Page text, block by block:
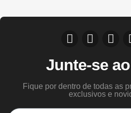
Junte-se
Fique por dentro de todas as
exclusivos e